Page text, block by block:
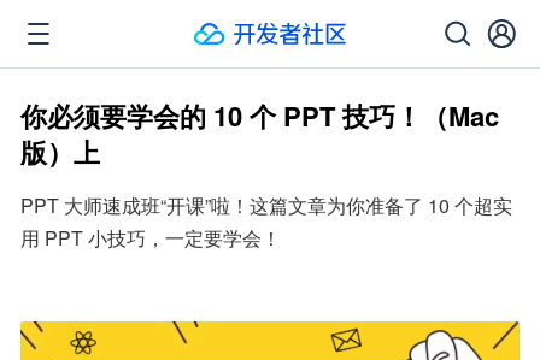
你必须要学会的 10 个 PPT 技巧！（Mac
版）上
PPT 大师速成班“开课”啦！这篇文章为你准备了 10 个超实
用 PPT 小技巧，一定要学会！